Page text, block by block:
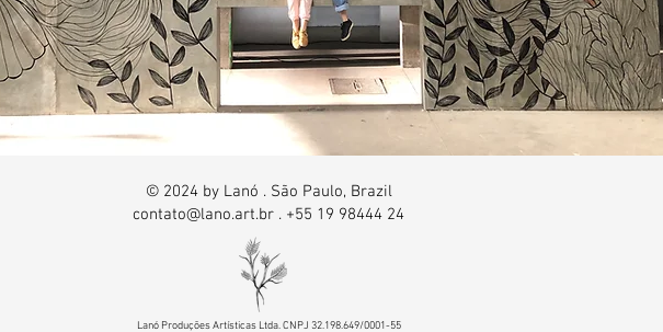
© 2024 by Lanó . São Paulo, Brazil
contato@lano.art.br . +55 19 98444 24
Lanó Produções Artísticas Ltda. CNPJ 32.198.649/0001-55